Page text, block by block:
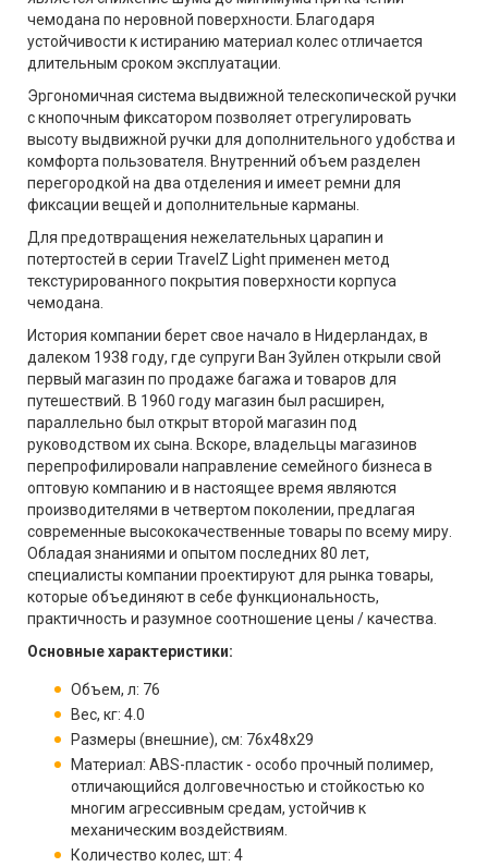
чемодана по неровной поверхности. Благодаря
устойчивости к истиранию материал колес отличается
длительным сроком эксплуатации.
Эргономичная система выдвижной телескопической ручки
с кнопочным фиксатором позволяет отрегулировать
высоту выдвижной ручки для дополнительного удобства и
комфорта пользователя. Внутренний объем разделен
перегородкой на два отделения и имеет ремни для
фиксации вещей и дополнительные карманы.
Для предотвращения нежелательных царапин и
потертостей в серии TravelZ Light применен метод
текстурированного покрытия поверхности корпуса
чемодана.
История компании берет свое начало в Нидерландах, в
далеком 1938 году, где супруги Ван Зуйлен открыли свой
первый магазин по продаже багажа и товаров для
путешествий. В 1960 году магазин был расширен,
параллельно был открыт второй магазин под
руководством их сына. Вскоре, владельцы магазинов
перепрофилировали направление семейного бизнеса в
оптовую компанию и в настоящее время являются
производителями в четвертом поколении, предлагая
современные высококачественные товары по всему миру.
Обладая знаниями и опытом последних 80 лет,
специалисты компании проектируют для рынка товары,
которые объединяют в себе функциональность,
практичность и разумное соотношение цены / качества.
Основные характеристики:
Объем, л: 76
Вес, кг: 4.0
Размеры (внешние), см: 76x48x29
Материал: ABS-пластик - особо прочный полимер,
отличающийся долговечностью и стойкостью ко
многим агрессивным средам, устойчив к
механическим воздействиям.
Количество колес, шт: 4